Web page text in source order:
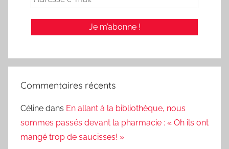
Commentaires récents
Céline dans En allant à la bibliothèque, nous
sommes passés devant la pharmacie : « Oh ils ont
mangé trop de saucisses! »